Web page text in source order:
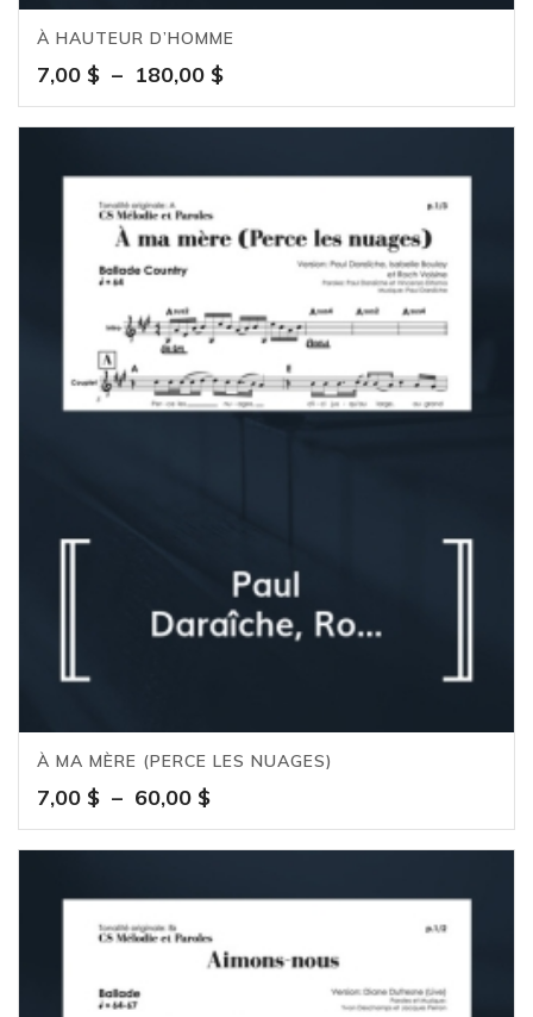
À HAUTEUR D’HOMME
7,00 $ – 180,00 $Plage
de
prix :
à
À MA MÈRE (PERCE LES NUAGES)
7,00 $ – 60,00 $Plage
de
prix :
à
60,00 $